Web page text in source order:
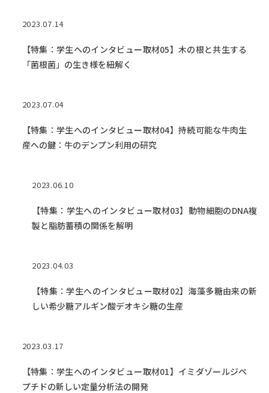
2023.07.14
【特集：学生へのインタビュー取材05】木の根と共生する
「菌根菌」の生き様を紐解く
2023.07.04
【特集：学生へのインタビュー取材04】持続可能な牛肉生
産への鍵：牛のデンプン利用の研究
2023.06.10
【特集：学生へのインタビュー取材03】動物細胞のDNA複
製と脂肪蓄積の関係を解明
2023.04.03
【特集：学生へのインタビュー取材02】海藻多糖由来の新
しい希少糖アルギン酸デオキシ糖の生産
2023.03.17
【特集：学生へのインタビュー取材01】イミダゾールジペ
プチドの新しい定量分析法の開発